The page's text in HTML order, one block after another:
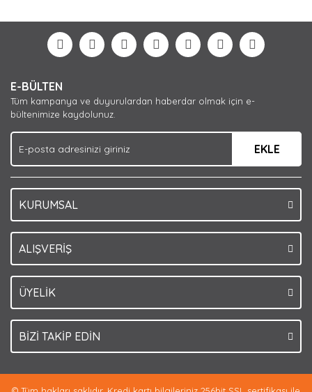
Yorum Yaz
formunu kullanarak tarafımıza iletebilirsiniz.
Görüş ve önerileriniz için teşekkür ederiz.
Ürün açıklamasında eksik bilgiler bulunuyor.
Ürün bilgilerinde hatalar bulunuyor.
Ürün fiyatı diğer sitelerden daha pahalı.
Bu ürüne benzer farklı alternatifler olmalı.
E-BÜLTEN
Tüm kampanya ve duyurulardan haberdar olmak için e-
bültenimize kaydolunuz.
EKLE
KURUMSAL
ALIŞVERİŞ
ÜYELİK
BİZİ TAKİP EDİN